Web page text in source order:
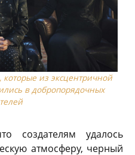
из эксцентричной
в добропорядочных
создателям удалось
атмосферу, черный